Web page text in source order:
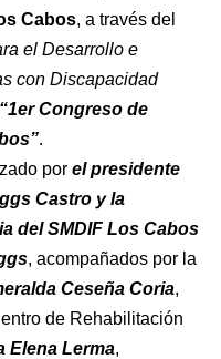
Cabos, a través del
el Desarrollo e
con Discapacidad
“1er Congreso de
.
por el presidente
Castro y la
del SMDIF Los Cabos
, acompañados por la
Ceseña Coria,
de Rehabilitación
Elena Lerma,